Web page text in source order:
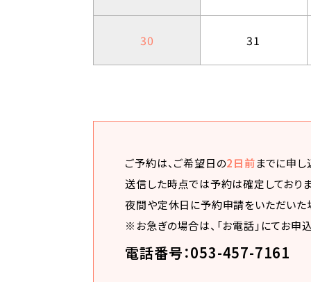
30 31
ご予約は、ご希望日の2日前までに申し
送信した時点では予約は確定しており
夜間や定休日に予約申請をいただいた
※お急ぎの場合は、「お電話」にてお申
電話番号：053-457-7161